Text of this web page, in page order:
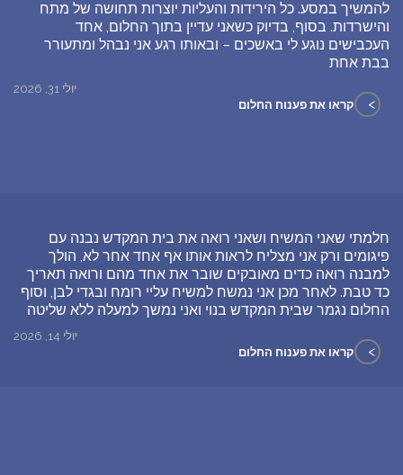
להמשיך במסע. כל הירידות והעליות יוצרות תחושה של מתח
והישרדות. בסוף, בדיוק כשאני עדיין בתוך החלום, אחד
העכבישים נוגע לי באשכים – ובאותו רגע אני נבהל ומתעורר
בבת אחת
יולי 31, 2026
> קראו את פענוח החלום
חלמתי שאני המשיח ושאני רואה את בית המקדש נבנה עם
פיגומים ורק אני מצליח לראות אותו אף אחד אחר לא, הולך
למבנה רואה כדים מאובקים שובר את אחד מהם ורואה תאריך
כד טבת. לאחר מכן אני נמשח למשיח עליי רומח ובגדי לבן, וסוף
החלום נגמר שבית המקדש בנוי ואני נמשך למעלה ללא שליטה
יולי 14, 2026
> קראו את פענוח החלום